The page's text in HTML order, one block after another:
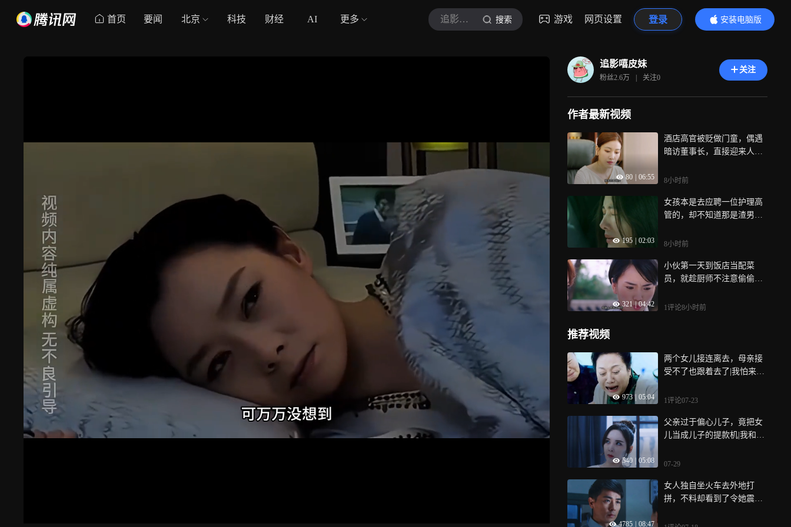
首页 要闻 北京 科技 财经 AI 更多 追影嘻皮妹 搜索 游戏 网页设置 登录
安装电脑版
内容更精彩
追影嘻皮妹
粉丝2.6万 | 关注0
关注
作者最新视频
80 06:55
酒店高官被贬做门童，偶遇
暗访董事长，直接迎来人生
8小时前
195 02:03
女孩本是去应聘一位护理高
管的，却不知道那是渣男老
8小时前
321 | 04:42
小伙第一天到饭店当配菜
员，就趁厨师不注意偷偷尝
1评论8小时前
推荐视频
973 05:04
两个女儿接连离去，母亲接
受不了也跟着去了|我怕来不
1评论07-23
540 05:08
父亲过于偏心儿子，竟把女
儿当成儿子的提款机|我和我
07-29
4785 08:47
女人独自坐火车去外地打
拼，不料却看到了令她震惊